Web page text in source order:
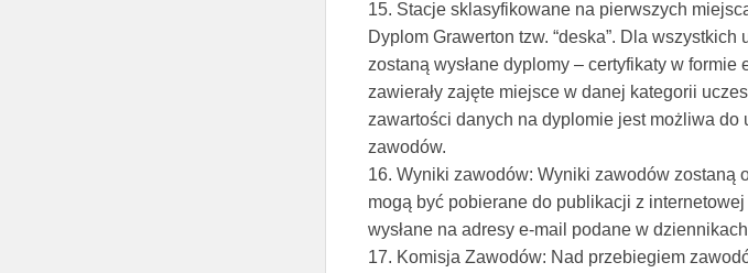
15. Stacje sklasyfikowane na pierwszych
Dyplom Grawerton tzw. “deska”. Dla
zostaną wysłane dyplomy – certyfikaty w
zawierały zajęte miejsce w danej kategorii
zawartości danych na dyplomie jest możliwa
zawodów.
16. Wyniki zawodów: Wyniki zawodów zostaną
mogą być pobierane do publikacji z
wysłane na adresy e-mail podane w
17. Komisja Zawodów: Nad przebiegiem